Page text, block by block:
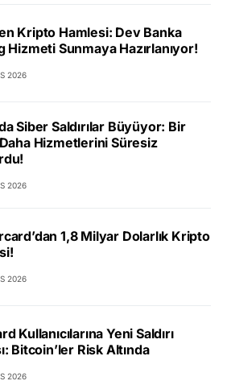
Kripto Hamlesi: Dev Banka
Hizmeti Sunmaya Hazırlanıyor!
2026
Siber Saldırılar Büyüyor: Bir
Hizmetlerini Süresiz
2026
1,8 Milyar Dolarlık Kripto
2026
Kullanıcılarına Yeni Saldırı
Bitcoin’ler Risk Altında
2026